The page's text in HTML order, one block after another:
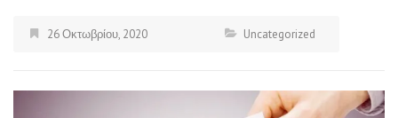
26 Οκτωβρίου, 2020 Uncategorized